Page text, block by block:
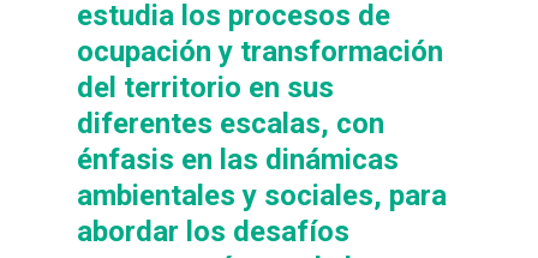
estudia los procesos de
ocupación y transformación
del territorio en sus
diferentes escalas, con
énfasis en las dinámicas
ambientales y sociales, para
abordar los desafíos